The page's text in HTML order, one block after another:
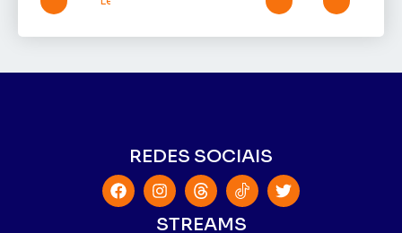
REDES SOCIAIS
STREAMS